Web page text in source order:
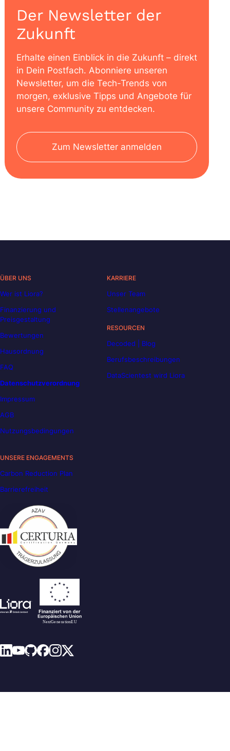
Der Newsletter der
Zukunft
Erhalte einen Einblick in die Zukunft – direkt
in Dein Postfach. Abonniere unseren
Newsletter, um die Tech-Trends von
morgen, exklusive Tipps und Angebote für
unsere Community zu entdecken.
Zum Newsletter anmelden
ÜBER UNS
Wer ist Liora?
Finanzierung und
Preisgestaltung
Bewertungen
Hausordnung
FAQ
Datenschutzverordnung
Impressum
AGB
Nutzungsbedingungen
KARRIERE
Unser Team
Stellenangebote
RESOURCEN
Decoded | Blog
Berufsbeschreibungen
DataScientest wird Liora
UNSERE ENGAGEMENTS
Carbon Reduction Plan
Barrierefreiheit